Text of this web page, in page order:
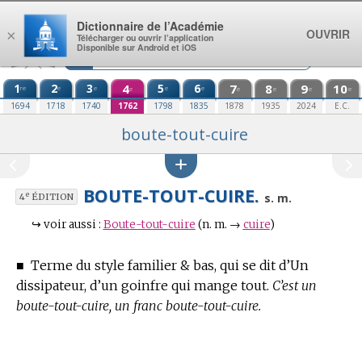
Aller au contenu
1re
1694
2e
1718
3e
1740
4e
1762
5e
1798
6e
1835
7e
1878
8e
1935
9e
2024
10e
E.C.
boute-tout-cuire
4eÉDITION BOUTE-TOUT-CUIRE. s. m.
↪ voir aussi : Boute-tout-cuire (n. m. → cuire)
■ Terme du style familier & bas, qui se dit d’Un
dissipateur, d’un goinfre qui mange tout. C’est un
boute-tout-cuire, un franc boute-tout-cuire.
×
Dictionnaire de l’Académie
Télécharger ou ouvrir l’application
Disponible sur Android et iOS
OUVRIR